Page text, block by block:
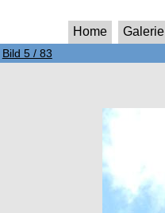
Home Galerie
Bild 5 / 83